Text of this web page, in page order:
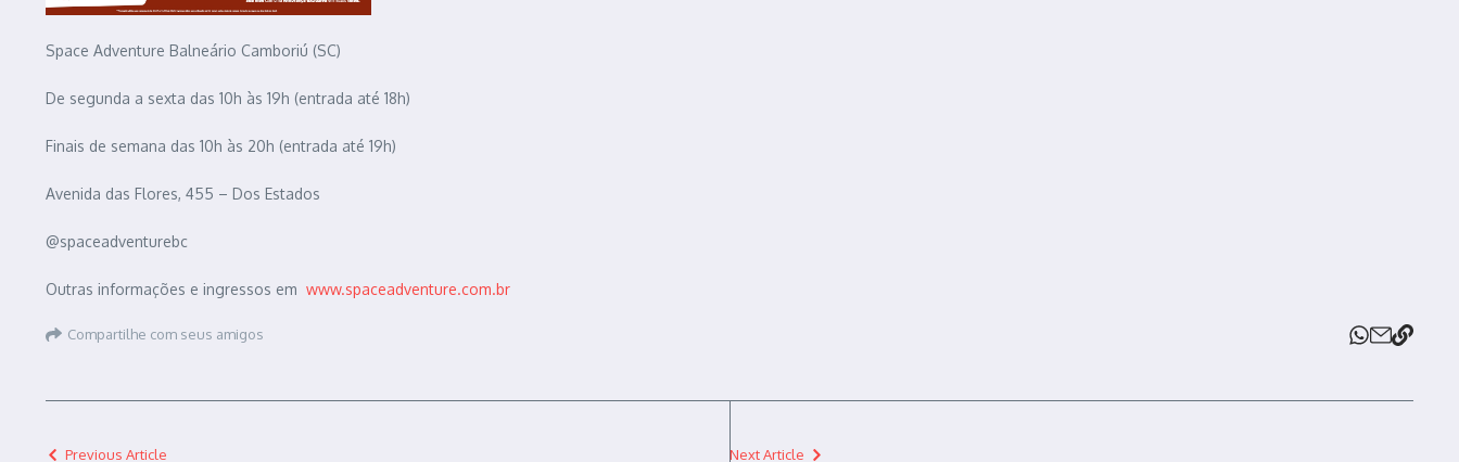
Space Adventure Balneário Camboriú (SC)
De segunda a sexta das 10h às 19h (entrada até 18h)
Finais de semana das 10h às 20h (entrada até 19h)
Avenida das Flores, 455 – Dos Estados
@spaceadventurebc
Outras informações e ingressos em www.spaceadventure.com.br
Compartilhe com seus amigos
Previous Article Next Article